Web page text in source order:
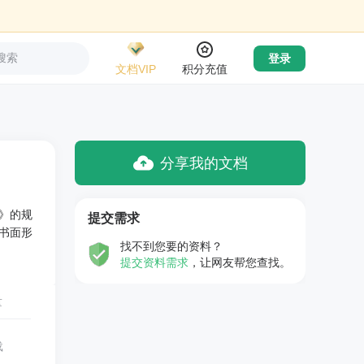
索
文档VIP
积分充值
登录
的规
面形
分享我的文档
提交需求
找不到您要的资料？
提交资料需求 ，让网友帮您查找。